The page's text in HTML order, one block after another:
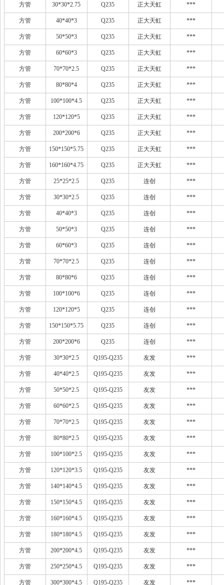
方管 30*30*2.75 Q235 正大天虹 ***
方管 40*40*3 Q235 正大天虹 ***
方管 50*50*3 Q235 正大天虹 ***
方管 60*60*3 Q235 正大天虹 ***
方管 70*70*2.5 Q235 正大天虹 ***
方管 80*80*4 Q235 正大天虹 ***
方管 100*100*4.5 Q235 正大天虹 ***
方管 120*120*5 Q235 正大天虹 ***
方管 200*200*6 Q235 正大天虹 ***
方管 150*150*5.75 Q235 正大天虹 ***
方管 160*160*4.75 Q235 正大天虹 ***
方管 25*25*2.5 Q235 连创 ***
方管 30*30*2.5 Q235 连创 ***
方管 40*40*3 Q235 连创 ***
方管 50*50*3 Q235 连创 ***
方管 60*60*3 Q235 连创 ***
方管 70*70*2.5 Q235 连创 ***
方管 80*80*6 Q235 连创 ***
方管 100*100*6 Q235 连创 ***
方管 120*120*5 Q235 连创 ***
方管 150*150*5.75 Q235 连创 ***
方管 200*200*6 Q235 连创 ***
方管 30*30*2.5 Q195-Q235 友发 ***
方管 40*40*2.5 Q195-Q235 友发 ***
方管 50*50*2.5 Q195-Q235 友发 ***
方管 60*60*2.5 Q195-Q235 友发 ***
方管 70*70*2.5 Q195-Q235 友发 ***
方管 80*80*2.5 Q195-Q235 友发 ***
方管 100*100*2.5 Q195-Q235 友发 ***
方管 120*120*3.5 Q195-Q235 友发 ***
方管 140*140*4.5 Q195-Q235 友发 ***
方管 150*150*4.5 Q195-Q235 友发 ***
方管 160*160*4.5 Q195-Q235 友发 ***
方管 180*180*4.5 Q195-Q235 友发 ***
方管 200*200*4.5 Q195-Q235 友发 ***
方管 250*250*4.5 Q195-Q235 友发 ***
方管 300*300*4.5 Q195-Q235 友发 ***